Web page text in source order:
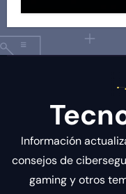
Información
consejos de
gaming y otros